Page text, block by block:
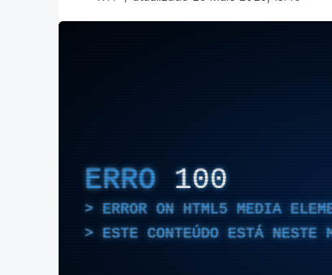
ERRO 100
ERROR ON HTML5 MEDIA
ESTE CONTEÚDO ESTÁ NESTE